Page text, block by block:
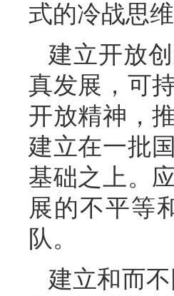
式的冷战思
建立开放
真发展，可
开放精神，
建立在一批
基础之上。
展的不平等
队。
建立和而